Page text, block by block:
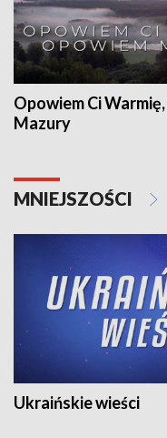
Opowiem Ci
Mazury
MNIEJSZOŚCI
Ukraińskie wieści